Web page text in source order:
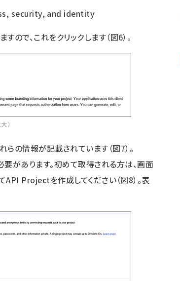
security, and identity
ので、これをクリックします（図6）。
）
の情報が記載されています（図7）。
があります。初めて取得される方は、画面
Projectを作成してください（図8）。表